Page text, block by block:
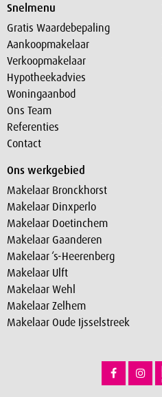
Snelmenu
Gratis Waardebepaling
Aankoopmakelaar
Verkoopmakelaar
Hypotheekadvies
Woningaanbod
Ons Team
Referenties
Contact
Ons werkgebied
Makelaar Bronckhorst
Makelaar Dinxperlo
Makelaar Doetinchem
Makelaar Gaanderen
Makelaar ‘s-Heerenberg
Makelaar Ulft
Makelaar Wehl
Makelaar Zelhem
Makelaar Oude Ijsselstreek